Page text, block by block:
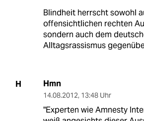
Blindheit herrscht sowohl
offensichtlichen rechten
sondern auch dem
Alltagsrassismus
H Hmn
14.08.2012, 13:48 Uhr
"Experten wie Amnesty